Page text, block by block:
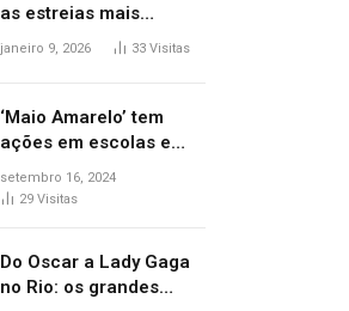
as estreias mais
aguardadas do ano?
janeiro 9, 2026 33 Visitas
‘Maio Amarelo’ tem
ações em escolas e
ruas para prevenir
acidentes no trânsito
setembro 16, 2024
29 Visitas
Do Oscar a Lady Gaga
no Rio: os grandes